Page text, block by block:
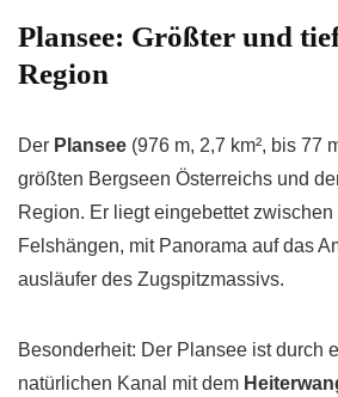
Plansee: Größter und
Region
Der Plansee (976 m, 2,7 km², bis 77
größten Bergseen Österreichs und
Region. Er liegt eingebettet
Felshängen, mit Panorama auf das
ausläufer des Zugspitzmassivs.
Besonderheit: Der Plansee ist durch
natürlichen Kanal mit dem